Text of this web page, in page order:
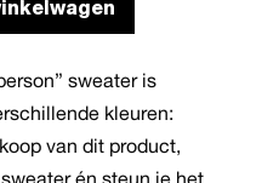
meerdere
variaties.
Deze
sweater is
kleuren:
van dit product,
én steun je het